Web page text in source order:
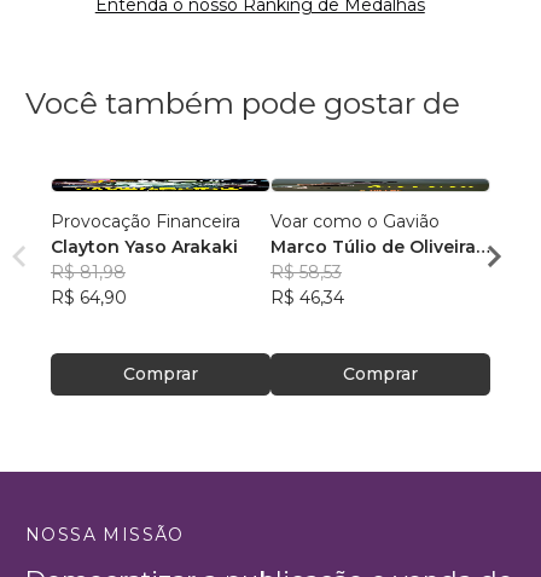
Entenda o nosso Ranking de Medalhas
Você também pode gostar de
Provocação Financeira
Clayton Yaso Arakaki
R$ 81,98
R$ 64,90
Comprar
Voar como o Gavião
Marco Túlio de Oliveira
e Britto
R$ 58,53
R$ 46,34
Comprar
R$
NOSSA MISSÃO